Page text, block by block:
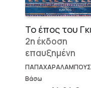
2η έκδοση
επαυξημένη
ΠΑΠΑΧΑΡΑΛΑΜΠΟΥΣ
Βάσω